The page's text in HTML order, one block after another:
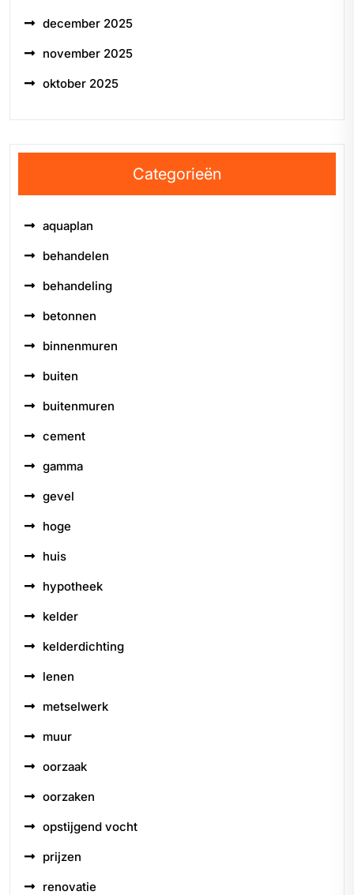
december 2025
november 2025
oktober 2025
Categorieën
aquaplan
behandelen
behandeling
betonnen
binnenmuren
buiten
buitenmuren
cement
gamma
gevel
hoge
huis
hypotheek
kelder
kelderdichting
lenen
metselwerk
muur
oorzaak
oorzaken
opstijgend vocht
prijzen
renovatie